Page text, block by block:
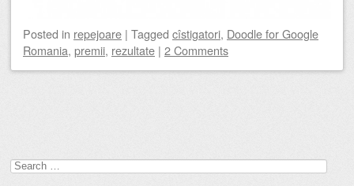
Posted in repejoare | Tagged cîstigatori, Doodle for Google
Romania, premii, rezultate | 2 Comments
Search
for: